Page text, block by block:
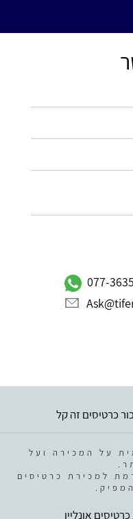
077-
כרטיסים זה קל
על המכירה ועל
למכירת כרטיסים
אונליין